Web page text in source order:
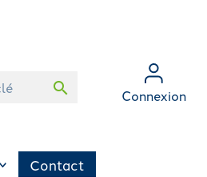
search Connexion
Contact